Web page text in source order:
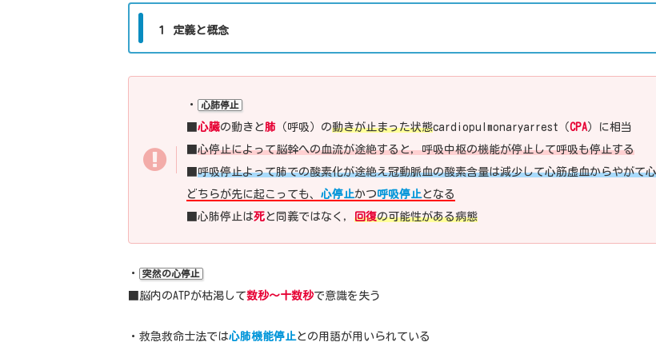
１ 定義と概念
・ 心肺停止
心臓の動きと 肺 （呼吸）の動きが止まった状態cardiopulmonaryarrest（CPA）に相当
心停止によって脳幹への血流が途絶すると，呼吸中枢の機能が停止して呼吸も停止する
呼吸停止よって肺での酸素化が途絶え冠動脈血の酸素含量は減少して心筋虚血からやがて
どちらが先に起こっても、 心停止かつ呼吸停止 となる
■心肺停止は死と同義ではなく， 回復の可能性がある病態
・ 突然の心停止
■脳内のATPが枯渇して数秒～十数秒で意識を失う
・救急救命士法では心肺機能停止 との用語が用いられている